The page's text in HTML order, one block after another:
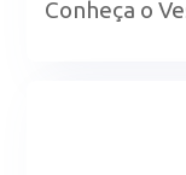
Conheça o